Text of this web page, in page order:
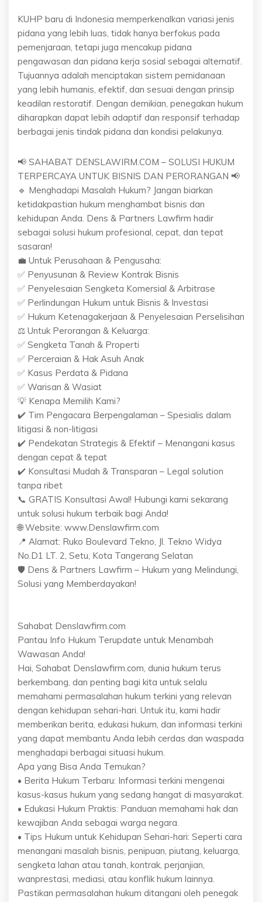
KUHP baru di Indonesia memperkenalkan variasi jenis
pidana yang lebih luas, tidak hanya berfokus pada
pemenjaraan, tetapi juga mencakup pidana
pengawasan dan pidana kerja sosial sebagai alternatif.
Tujuannya adalah menciptakan sistem pemidanaan
yang lebih humanis, efektif, dan sesuai dengan prinsip
keadilan restoratif. Dengan demikian, penegakan hukum
diharapkan dapat lebih adaptif dan responsif terhadap
berbagai jenis tindak pidana dan kondisi pelakunya.
📢 SAHABAT DENSLAWIRM.COM – SOLUSI HUKUM
TERPERCAYA UNTUK BISNIS DAN PERORANGAN 📢
🔹 Menghadapi Masalah Hukum? Jangan biarkan
ketidakpastian hukum menghambat bisnis dan
kehidupan Anda. Dens & Partners Lawfirm hadir
sebagai solusi hukum profesional, cepat, dan tepat
sasaran!
💼 Untuk Perusahaan & Pengusaha:
✅ Penyusunan & Review Kontrak Bisnis
✅ Penyelesaian Sengketa Komersial & Arbitrase
✅ Perlindungan Hukum untuk Bisnis & Investasi
✅ Hukum Ketenagakerjaan & Penyelesaian Perselisihan
⚖️ Untuk Perorangan & Keluarga:
✅ Sengketa Tanah & Properti
✅ Perceraian & Hak Asuh Anak
✅ Kasus Perdata & Pidana
✅ Warisan & Wasiat
💡 Kenapa Memilih Kami?
✔️ Tim Pengacara Berpengalaman – Spesialis dalam
litigasi & non-litigasi
✔️ Pendekatan Strategis & Efektif – Menangani kasus
dengan cepat & tepat
✔️ Konsultasi Mudah & Transparan – Legal solution
tanpa ribet
📞 GRATIS Konsultasi Awal! Hubungi kami sekarang
untuk solusi hukum terbaik bagi Anda!
🌐 Website: www.Denslawfirm.com
📍 Alamat: Ruko Boulevard Tekno, Jl. Tekno Widya
No.D1 LT. 2, Setu, Kota Tangerang Selatan
🛡️ Dens & Partners Lawfirm – Hukum yang Melindungi,
Solusi yang Memberdayakan!
Sahabat Denslawfirm.com
Pantau Info Hukum Terupdate untuk Menambah
Wawasan Anda!
Hai, Sahabat Denslawfirm.com, dunia hukum terus
berkembang, dan penting bagi kita untuk selalu
memahami permasalahan hukum terkini yang relevan
dengan kehidupan sehari-hari. Untuk itu, kami hadir
memberikan berita, edukasi hukum, dan informasi terkini
yang dapat membantu Anda lebih cerdas dan waspada
menghadapi berbagai situasi hukum.
Apa yang Bisa Anda Temukan?
• Berita Hukum Terbaru: Informasi terkini mengenai
kasus-kasus hukum yang sedang hangat di masyarakat.
• Edukasi Hukum Praktis: Panduan memahami hak dan
kewajiban Anda sebagai warga negara.
• Tips Hukum untuk Kehidupan Sehari-hari: Seperti cara
menangani masalah bisnis, penipuan, piutang, keluarga,
sengketa lahan atau tanah, kontrak, perjanjian,
wanprestasi, mediasi, atau konflik hukum lainnya.
Pastikan permasalahan hukum ditangani oleh penegak